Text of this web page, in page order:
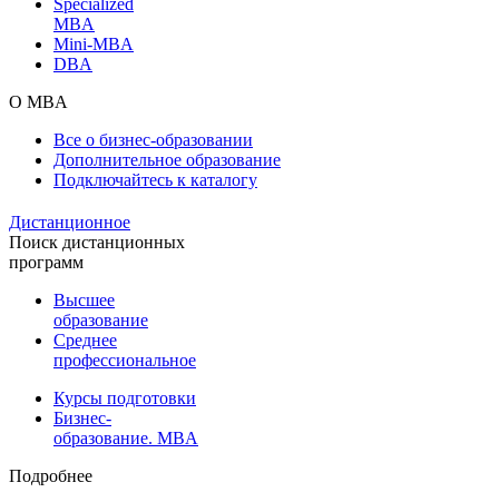
MBA
Mini-MBA
DBA
О MBA
Все о бизнес-образовании
Дополнительное образование
Подключайтесь к каталогу
Дистанционное
Поиск дистанционных
программ
Высшее
образование
Среднее
профессиональное
Курсы подготовки
Бизнес-
образование. MBA
Подробнее